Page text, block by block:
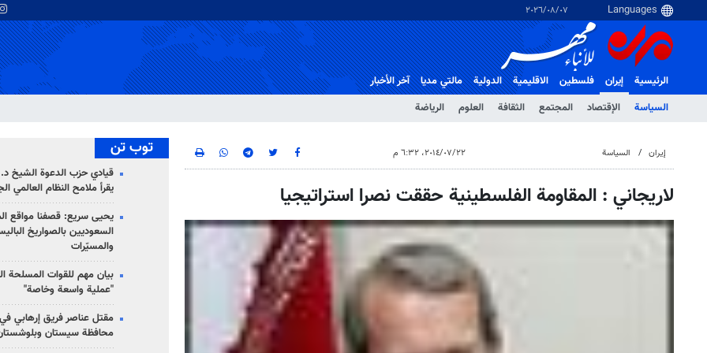
٠٧‏/٠٨‏/٢٠٢٦
الرئيسية
إيران
السياسة
الإقتصاد المجتمع الثقافة العلوم الرياضة
فلسطین الاقلیمیة الدولية مالتي مدیا آخر الأخبار
إيران السياسة ٢٢‏/٠٧‏/٢٠١٤، ٦:٣٢ م
لاريجاني : المقاومة الفلسطينية حققت نصرا استراتيجيا
توب تن
قيادي حزب الدعوة الشيخ
يقرأ ملامح النظام العالمي
يحيى سريع: قصفنا مواقع
السعوديين بالصواريخ
والمسيّرات
بيان مهم للقوات المسلحة
"عملية واسعة وخاصة"
مقتل عناصر فريق إرهابي
محافظة سيستان